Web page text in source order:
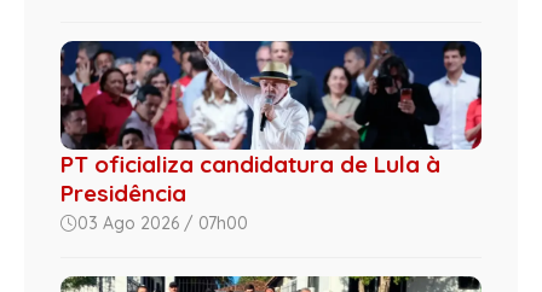
PT oficializa candidatura de Lula à
Presidência
03 Ago 2026 / 07h00